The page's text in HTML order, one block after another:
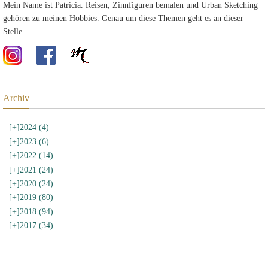
Mein Name ist Patricia. Reisen, Zinnfiguren bemalen und Urban Sketching
gehören zu meinen Hobbies. Genau um diese Themen geht es an dieser
Stelle.
Archiv
[+]2024 (4)
[+] 2023 (6)
[+]2022 (14)
[+]2021 (24)
[+]2020 (24)
[+]2019 (80)
[+] 2018 (94)
[+]2017 (34)